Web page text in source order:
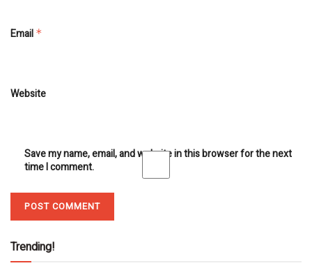
Email *
Website
Save my name, email, and website in this browser for the next
time I comment.
Trending!